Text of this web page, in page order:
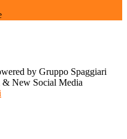
by Gruppo Spaggiari
& New Social Media